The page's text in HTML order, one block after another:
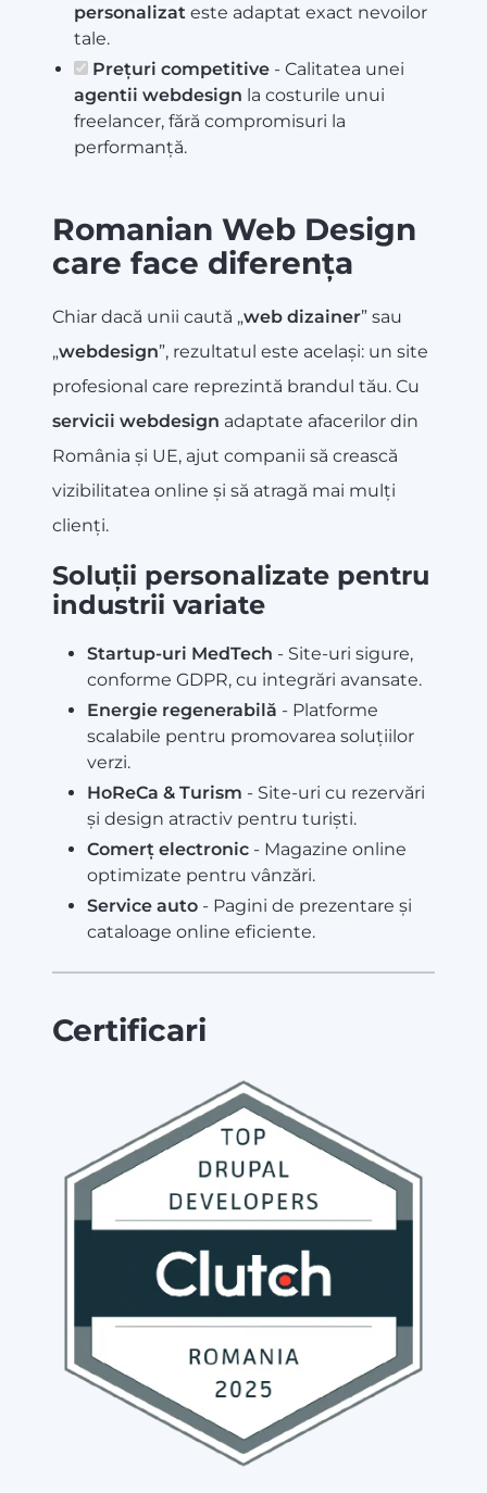
personalizat este adaptat exact nevoilor
tale.
Prețuri competitive - Calitatea unei
agentii webdesign la costurile unui
freelancer, fără compromisuri la
performanță.
Romanian Web Design
care face diferența
Chiar dacă unii caută „web dizainer” sau
„webdesign”, rezultatul este același: un site
profesional care reprezintă brandul tău. Cu
servicii webdesign adaptate afacerilor din
România și UE, ajut companii să crească
vizibilitatea online și să atragă mai mulți
clienți.
Soluții personalizate pentru
industrii variate
Startup-uri MedTech - Site-uri sigure,
conforme GDPR, cu integrări avansate.
Energie regenerabilă - Platforme
scalabile pentru promovarea soluțiilor
verzi.
HoReCa & Turism - Site-uri cu rezervări
și design atractiv pentru turiști.
Comerț electronic - Magazine online
optimizate pentru vânzări.
Service auto - Pagini de prezentare și
cataloage online eficiente.
Certificari